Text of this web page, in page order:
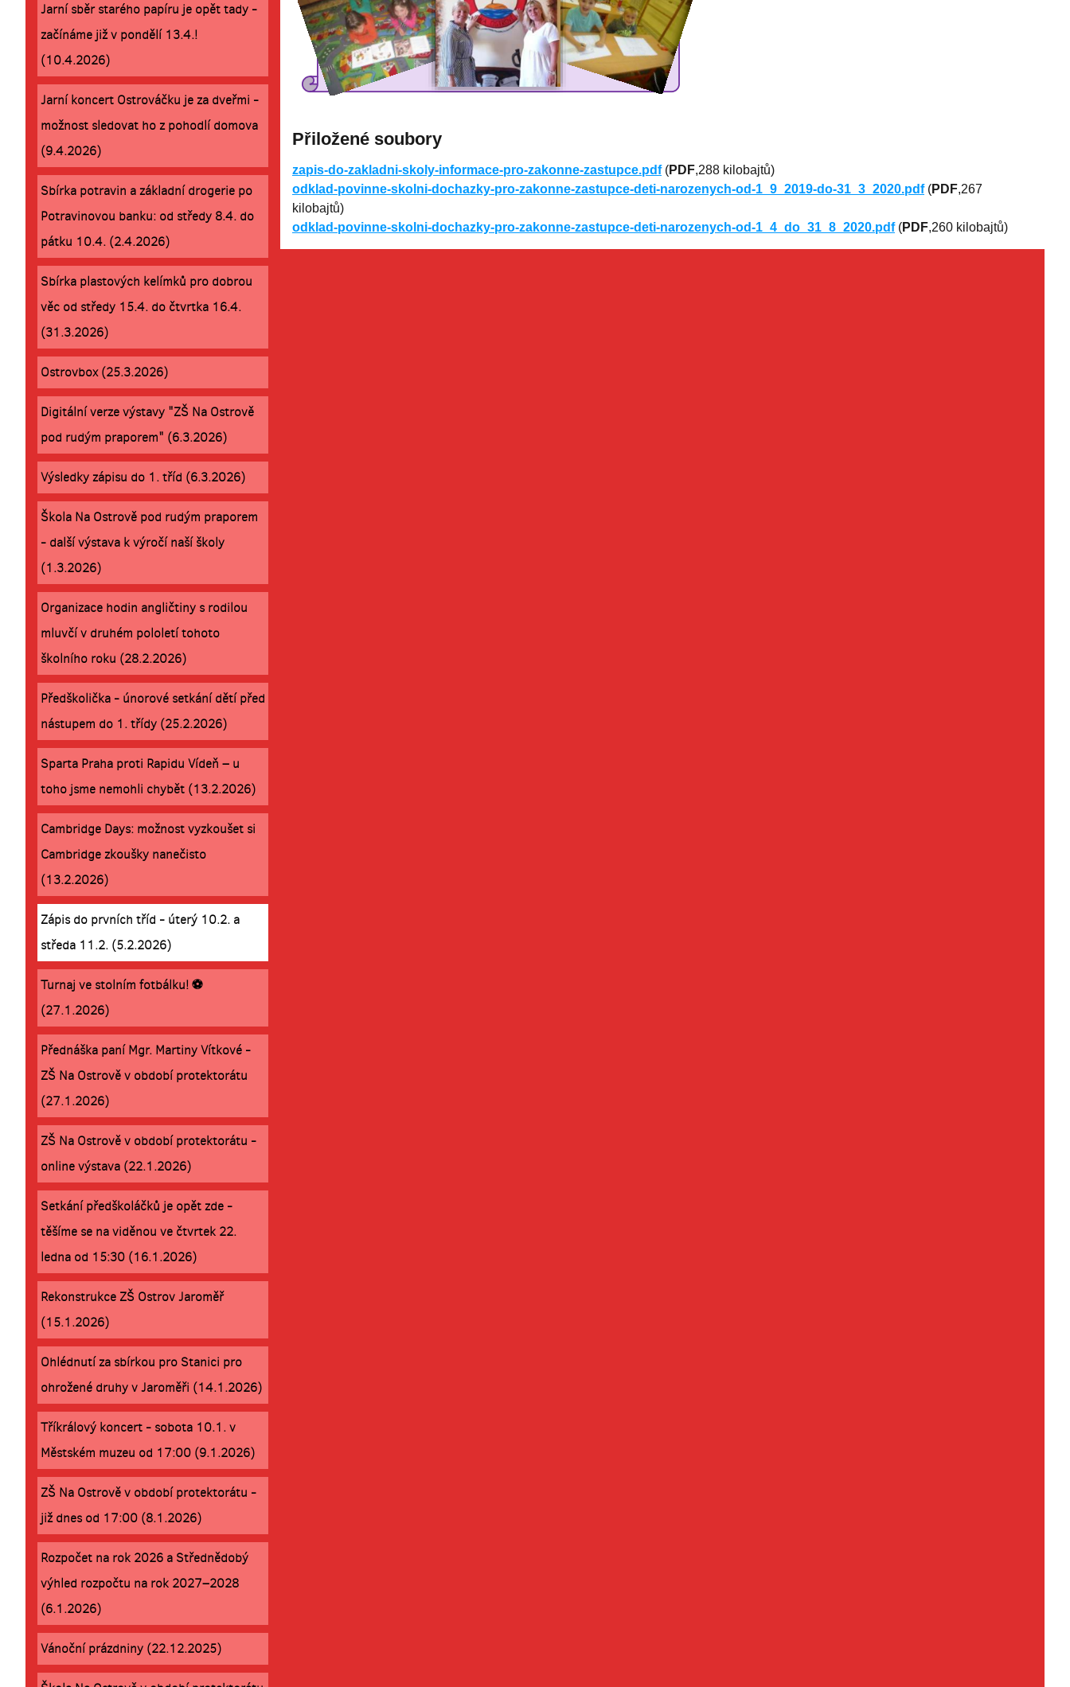
Jarní sběr starého papíru je opět tady -
začínáme již v pondělí 13.4.!
(10.4.2026)
Jarní koncert Ostrováčku je za dveřmi -
možnost sledovat ho z pohodlí domova
(9.4.2026)
Sbírka potravin a základní drogerie po
Potravinovou banku: od středy 8.4. do
pátku 10.4. (2.4.2026)
Sbírka plastových kelímků pro dobrou
věc od středy 15.4. do čtvrtka 16.4.
(31.3.2026)
Ostrovbox (25.3.2026)
Digitální verze výstavy "ZŠ Na Ostrově
pod rudým praporem" (6.3.2026)
Výsledky zápisu do 1. tříd (6.3.2026)
Škola Na Ostrově pod rudým praporem
- další výstava k výročí naší školy
(1.3.2026)
Organizace hodin angličtiny s rodilou
mluvčí v druhém pololetí tohoto
školního roku (28.2.2026)
Předškolička - únorové setkání dětí před
nástupem do 1. třídy (25.2.2026)
Sparta Praha proti Rapidu Vídeň – u
toho jsme nemohli chybět (13.2.2026)
Cambridge Days: možnost vyzkoušet si
Cambridge zkoušky nanečisto
(13.2.2026)
Zápis do prvních tříd - úterý 10.2. a
středa 11.2. (5.2.2026)
Turnaj ve stolním fotbálku! ⚽
(27.1.2026)
Přednáška paní Mgr. Martiny Vítkové -
ZŠ Na Ostrově v období protektorátu
(27.1.2026)
ZŠ Na Ostrově v období protektorátu -
online výstava (22.1.2026)
Setkání předškoláčků je opět zde -
těšíme se na viděnou ve čtvrtek 22.
ledna od 15:30 (16.1.2026)
Rekonstrukce ZŠ Ostrov Jaroměř
(15.1.2026)
Ohlédnutí za sbírkou pro Stanici pro
ohrožené druhy v Jaroměři (14.1.2026)
Tříkrálový koncert - sobota 10.1. v
Městském muzeu od 17:00 (9.1.2026)
ZŠ Na Ostrově v období protektorátu -
již dnes od 17:00 (8.1.2026)
Rozpočet na rok 2026 a Střednědobý
výhled rozpočtu na rok 2027–2028
(6.1.2026)
Vánoční prázdniny (22.12.2025)
Přiložené soubory
zapis-do-zakladni-skoly-informace-pro-zakonne-zastupce.pdf(PDF,288 kilobajtů)
odklad-povinne-skolni-dochazky-pro-zakonne-zastupce-deti-narozenych-od-1_9_2019-do-31_3_2020.pdf(PDF,267
kilobajtů)
odklad-povinne-skolni-dochazky-pro-zakonne-zastupce-deti-narozenych-od-1_4_do_31_8_2020.pdf(PDF,260 kilobajtů)